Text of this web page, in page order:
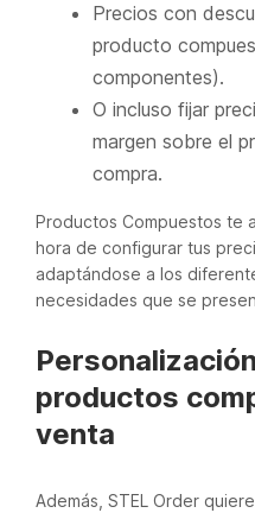
Precios con
producto
componentes).
O incluso fijar
margen sobre el
compra.
Productos Compuestos te
hora de configurar tus
adaptándose a los
necesidades que se
productos
venta
Además, STEL Order